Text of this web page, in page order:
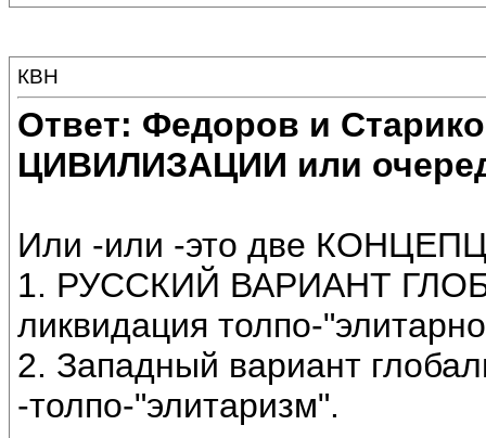
КВН
Ответ: Федоров и
ЦИВИЛИЗАЦИИ или
Или -или -это две
1. РУССКИЙ ВАРИАНТ
ликвидация толпо-
2. Западный вариант
-толпо-"элитаризм".